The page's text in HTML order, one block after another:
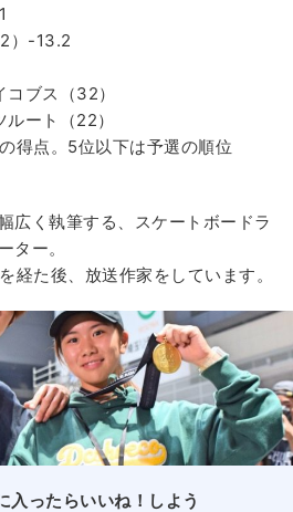
）-13.2
ブス（32）
ート（22）
得点。5位以下は予選の順位
広く執筆する、スケートボードラ
ター。
経た後、放送作家をしています。
入ったらいいね！しよう